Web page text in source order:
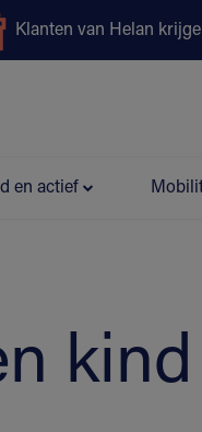
Klanten van Helan
en actief
kind